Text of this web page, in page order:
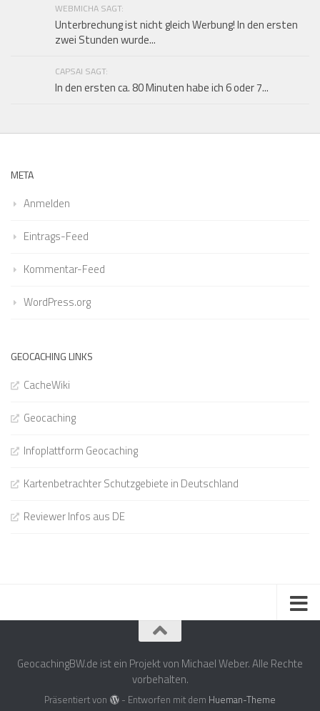
WEBMICHA SAGT:
Unterbrechung ist nicht gleich Werbung! In den ersten
zwei Stunden wurde...
CAPSAI SAGT:
In den ersten ca. 80 Minuten habe ich 6 oder 7...
META
Anmelden
Eintrags-Feed
Kommentar-Feed
WordPress.org
GEOCACHING LINKS
CacheWiki
Geocaching
Infoplattform Geocaching
Kartenbetrachter Schutzgebiete in Deutschland
Reviewer Infos aus DE
GeocachingBW.de ist ein Projekt von Michael Weber. Alle Rechte
vorbehalten.
Präsentiert von - Entworfen mit dem Hueman-Theme